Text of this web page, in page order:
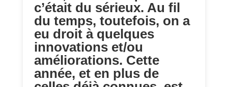
c’était du sérieux. Au fil
du temps, toutefois, on a
eu droit à quelques
innovations et/ou
améliorations. Cette
année, et en plus de